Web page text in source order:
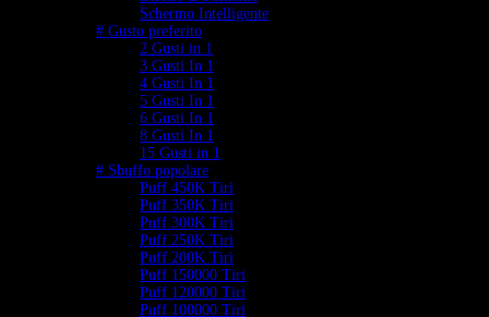
Schermo Intelligente
# Gusto preferito
2 Gusti in 1
3 Gusti In 1
4 Gusti In 1
5 Gusti In 1
6 Gusti In 1
8 Gusti In 1
15 Gusti in 1
# Sbuffo popolare
Puff 450K Tiri
Puff 350K Tiri
Puff 300K Tiri
Puff 250K Tiri
Puff 200K Tiri
Puff 150000 Tiri
Puff 120000 Tiri
Puff 100000 Tiri